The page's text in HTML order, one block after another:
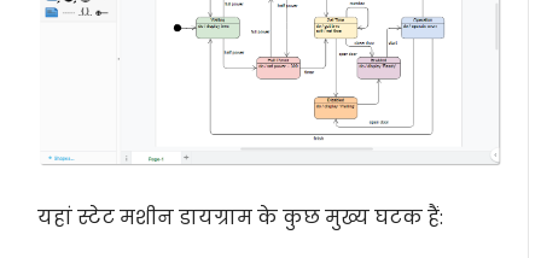
यहां स्टेट मशीन डायग्राम के कुछ मुख्य घटक हैं: